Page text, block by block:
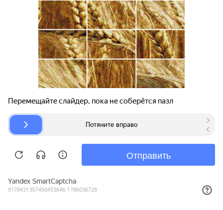
Поиск запчастей
Для автокомпаний
Авторазборки
О проекте
Помощь
Карта сайта
© bibinet.ru - система поиска запчастей,
Copyright 2010-2026 Все права защищены